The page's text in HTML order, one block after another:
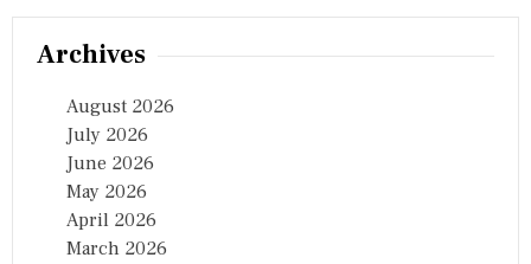
Archives
August 2026
July 2026
June 2026
May 2026
April 2026
March 2026